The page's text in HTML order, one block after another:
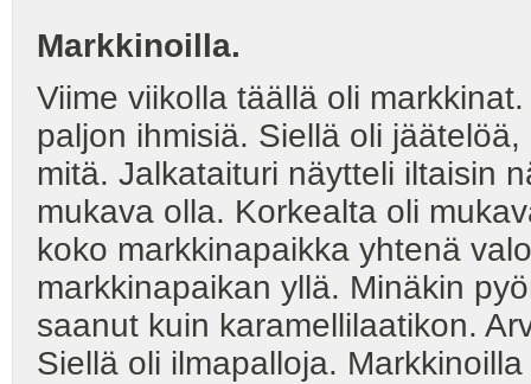
Markkinoilla.
Viime viikolla täällä oli
paljon ihmisiä. Siellä oli
mitä. Jalkataituri näytteli iltaisin
mukava olla. Korkealta oli
koko markkinapaikka yhtenä
markkinapaikan yllä. Minäkin
saanut kuin karamellilaatikon.
Siellä oli ilmapalloja.